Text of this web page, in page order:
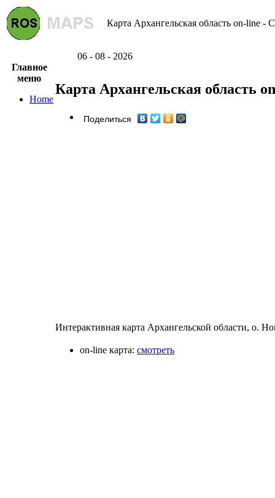
Карта Архангельская область on-line -
06 - 08 - 2026
Главное
меню
Home
Карта Архангельская область
Поделиться
Интерактивная карта Архангельской области, о.
on-line карта: смотреть